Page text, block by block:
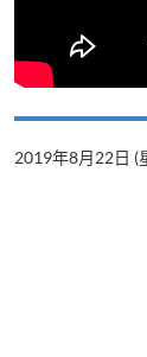
2019年8月22日 (